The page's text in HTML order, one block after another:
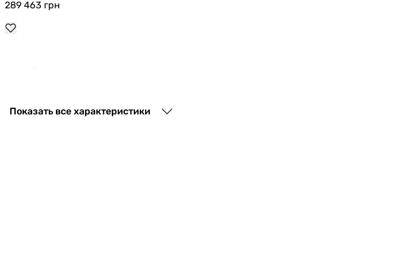
289 463 грн
230 796
Показать все характеристики